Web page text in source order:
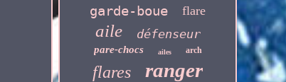
garde-boue flare
aile défenseur
pare-chocs ailes arch
flares ranger